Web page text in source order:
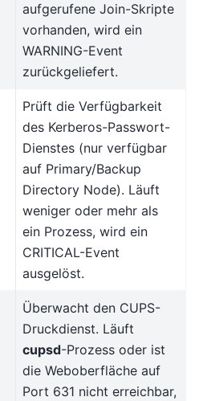
aufgerufene Join-Skripte
vorhanden, wird ein
WARNING-Event
zurückgeliefert.
Prüft die Verfügbarkeit
des Kerberos-Passwort-
Dienstes (nur verfügbar
auf Primary/Backup
Directory Node). Läuft
weniger oder mehr als
ein Prozess, wird ein
CRITICAL-Event
ausgelöst.
Überwacht den CUPS-
Druckdienst. Läuft
cupsd-Prozess oder ist
die Weboberfläche auf
Port 631 nicht erreichbar,